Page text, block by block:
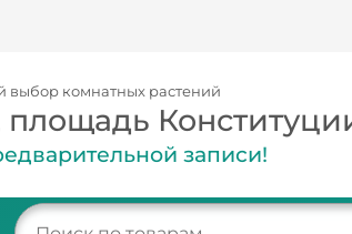
выбор комнатных растений
записи!